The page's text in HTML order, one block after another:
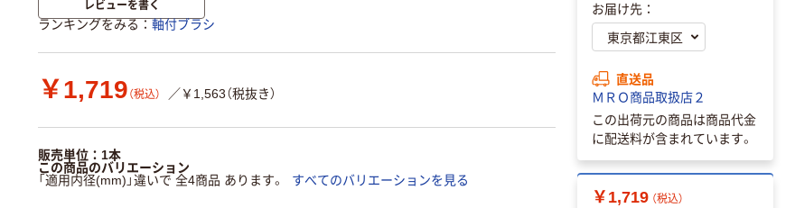
レビューを書く
ランキングをみる 軸付ブラシ
￥1,719 （税込） ／￥1,563（税抜き）
販売単位：1本
この商品のバリエーション
「適用内径(mm)」違いで 全4商品 あります。
すべてのバリエーションを見る
お届け先：
直送品
ＭＲＯ商品取扱店２
この出荷元の商品は商品代金
に配送料が含まれています。
￥1,719 （税込）